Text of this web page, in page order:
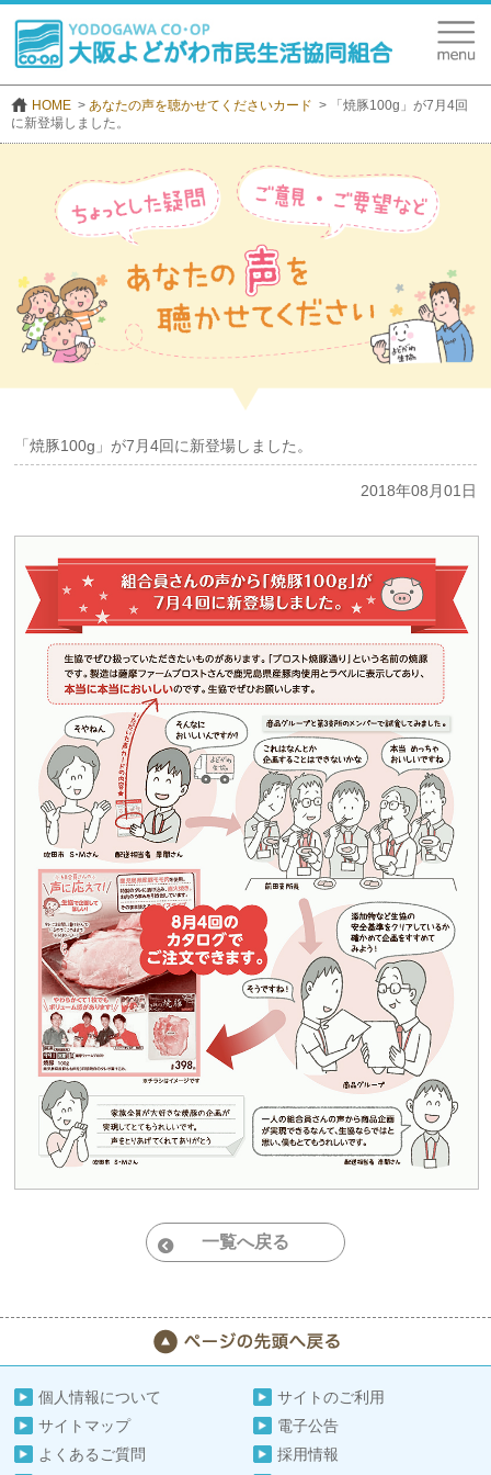
HOME あなたの声を聴かせてくださいカード
「焼豚100g」が7月4回
に新登場しました。
「焼豚100g」が7月4回に新登場しました。
2018年08月01日
一覧へ戻る
個人情報について
サイトのご利用
サイトマップ
電子公告
よくあるご質問
採用情報